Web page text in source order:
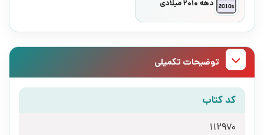
دهه 2010 میلادی
توضیحات تکمیلی
کد کتاب
112970